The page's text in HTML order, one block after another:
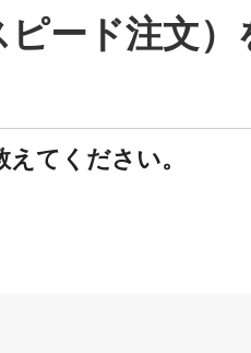
ード注文
てください。